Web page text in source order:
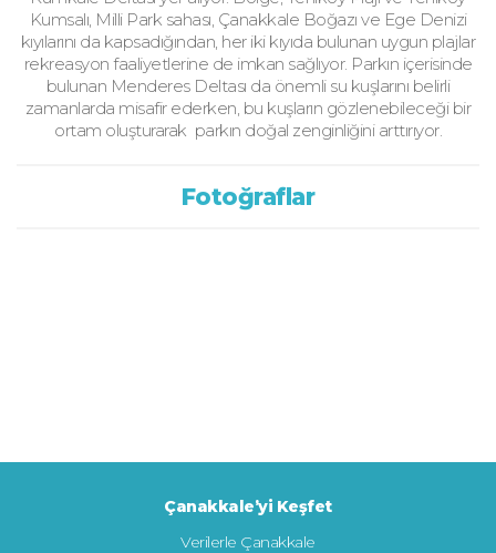
Kumsalı, Milli Park sahası, Çanakkale Boğazı ve Ege Denizi
kıyılarını da kapsadığından, her iki kıyıda bulunan uygun plajlar
rekreasyon faaliyetlerine de imkan sağlıyor. Parkın içerisinde
bulunan Menderes Deltası da önemli su kuşlarını belirli
zamanlarda misafir ederken, bu kuşların gözlenebileceği bir
ortam oluşturarak parkın doğal zenginliğini arttırıyor.
Fotoğraflar
Çanakkale’yi Keşfet
Verilerle Çanakkale